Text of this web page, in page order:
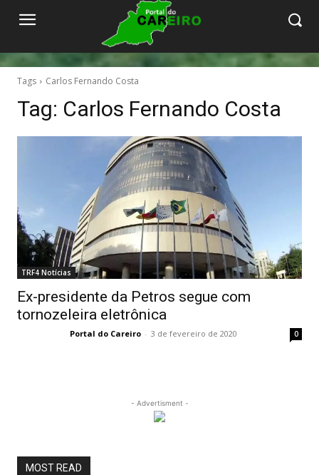
Tags Carlos Fernando Costa
Tag: Carlos Fernando Costa
TRF4 Notícias
Ex-presidente da Petros segue com
tornozeleira eletrônica
Portal do Careiro - 3 de fevereiro de 2020 0
- Advertisment -
MOST READ